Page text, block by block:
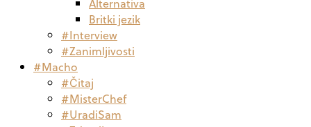
Alternativa
Britki jezik
#Interview
#Zanimljivosti
#Macho
#Čitaj
#MisterChef
#UradiSam